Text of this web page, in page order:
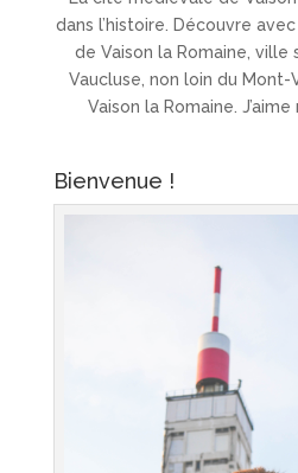
dans l’histoire. Découvre
de Vaison la Romaine, ville
Vaucluse, non loin du Mont-
Vaison la Romaine. J’aime
Bienvenue !